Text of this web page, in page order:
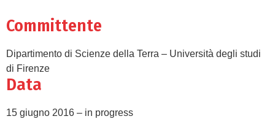
Committente
Dipartimento di Scienze della Terra – Università degli studi
di Firenze
Data
15 giugno 2016 – in progress